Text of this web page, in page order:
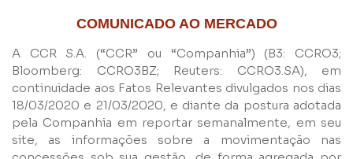
COMUNICADO AO MERCADO
A CCR S.A. (“CCR” ou “Companhia”) (B3: CCRO3;
Bloomberg: CCRO3BZ; Reuters: CCRO3.SA), em
continuidade aos Fatos Relevantes divulgados nos dias
18/03/2020 e 21/03/2020, e diante da postura adotada
pela Companhia em reportar semanalmente, em seu
site, as informações sobre a movimentação nas